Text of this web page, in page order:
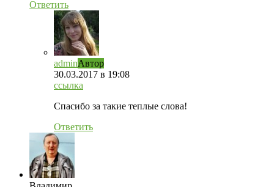
Ответить
adminАвтор
30.03.2017 в 19:08
ссылка
Спасибо за такие теплые слова!
Ответить